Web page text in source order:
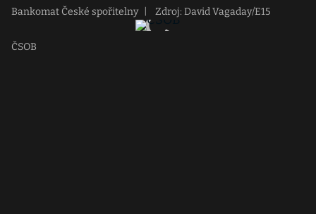
Bankomat České spořitelny Zdroj: David Vagaday/E15
ČSOB